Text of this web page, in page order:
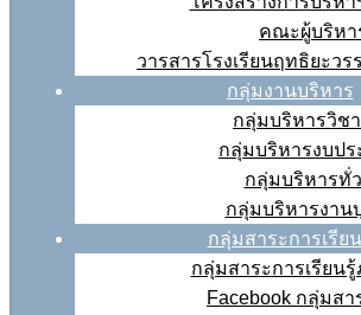
คณะผู้บริหา
วารสารโรงเรียนฤทธิยะว
กลุ่มงานบริหาร
กลุ่มบริหารวิช
กลุ่มบริหารงบป
กลุ่มบริหารทั่
กลุ่มบริหารงาน
กลุ่มสาระการเรีย
กลุ่มสาระการเรียน
Facebook กลุ่มส